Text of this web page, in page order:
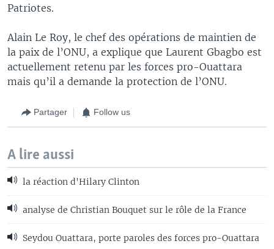
Patriotes.
Alain Le Roy, le chef des opérations de maintien de
la paix de l’ONU, a explique que Laurent Gbagbo est
actuellement retenu par les forces pro-Ouattara
mais qu’il a demande la protection de l’ONU.
Partager Follow us
A lire aussi
la réaction d'Hilary Clinton
analyse de Christian Bouquet sur le rôle de la France
Seydou Ouattara, porte paroles des forces pro-Ouattara